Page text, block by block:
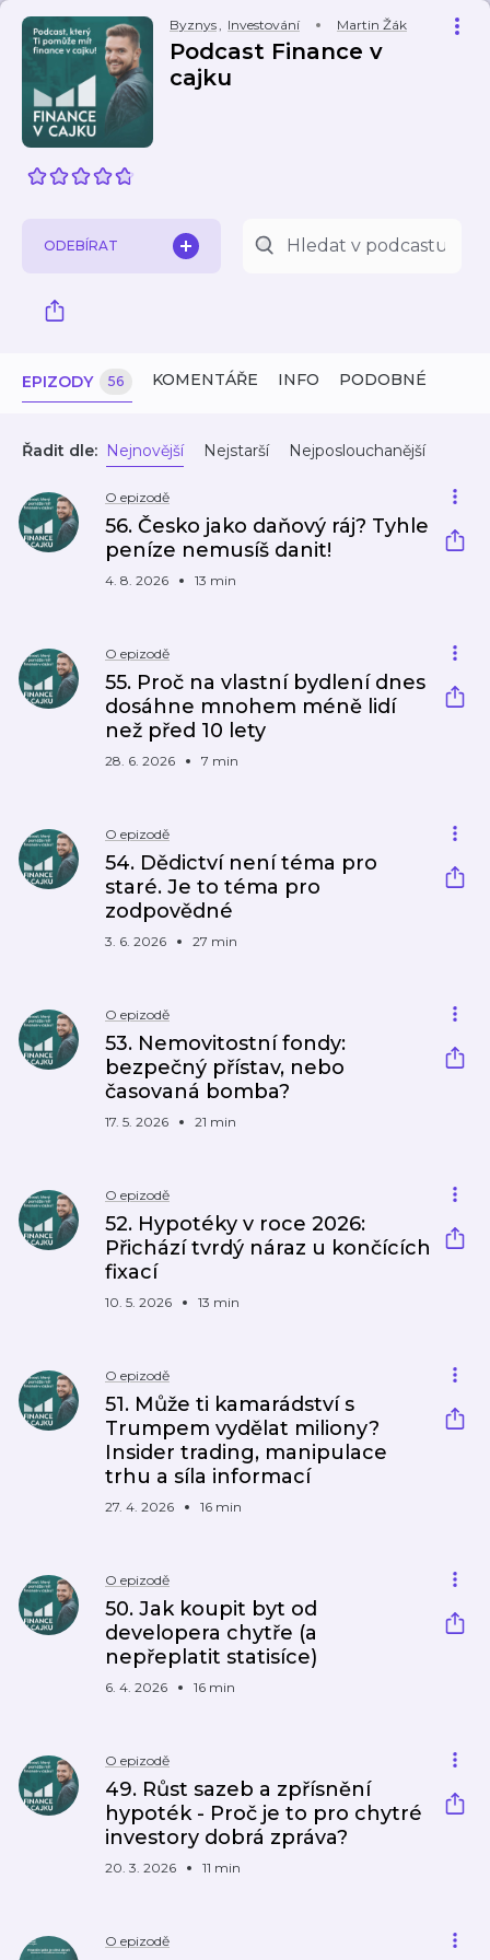
Byznys, Investování Martin Žák
Podcast Finance v
cajku
ODEBÍRAT
EPIZODY 56 KOMENTÁŘE INFO PODOBNÉ
Řadit dle: Nejnovější Nejstarší Nejposlouchanější
O epizodě
56. Česko jako daňový ráj? Tyhle
peníze nemusíš danit!
4. 8. 2026 13 min
O epizodě
55. Proč na vlastní bydlení dnes
dosáhne mnohem méně lidí
než před 10 lety
28. 6. 2026 7 min
O epizodě
54. Dědictví není téma pro
staré. Je to téma pro
zodpovědné
3. 6. 2026 27 min
O epizodě
53. Nemovitostní fondy:
bezpečný přístav, nebo
časovaná bomba?
17. 5. 2026 21 min
O epizodě
52. Hypotéky v roce 2026:
Přichází tvrdý náraz u končících
fixací
10. 5. 2026 13 min
O epizodě
51. Může ti kamarádství s
Trumpem vydělat miliony?
Insider trading, manipulace
trhu a síla informací
27. 4. 2026 16 min
O epizodě
50. Jak koupit byt od
developera chytře (a
nepřeplatit statisíce)
6. 4. 2026 16 min
O epizodě
49. Růst sazeb a zpřísnění
hypoték - Proč je to pro chytré
investory dobrá zpráva?
20. 3. 2026 11 min
O epizodě